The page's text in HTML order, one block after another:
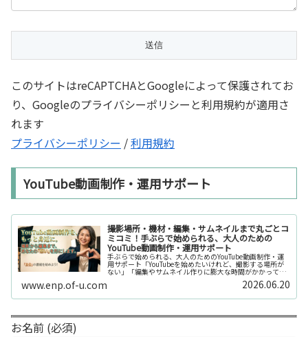
このサイトはreCAPTCHAとGoogleによって保護されてお
り、Googleのプライバシーポリシーと利用規約が適用さ
れます
プライバシーポリシー /利用規約
YouTube動画制作・運用サポート
撮影場所・機材・編集・サムネイルまで丸ごとコ
ミコミ！手ぶらで始められる、大人のための
YouTube動画制作・運用サポート
手ぶらで始められる、大人のためのYouTube動画制作・運
用サポート「YouTubeを始めたいけれど、撮影する場所が
ない」「編集やサムネイル作りに膨大な時間がかかって長
続きしない」「機材を揃えるだけで何万円もかかってしま
www.enp.of-u.com 2026.06.20
お名前 (必須)